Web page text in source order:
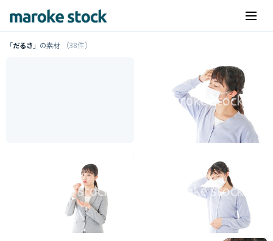
「だるさ 」の素材 （38件）